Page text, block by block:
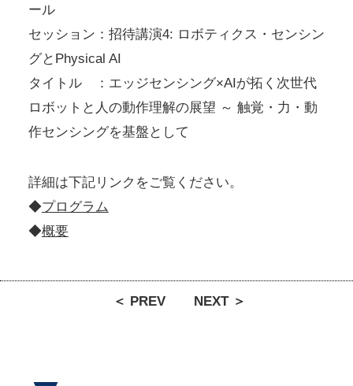
ール
セッション：招待講演4: ロボティクス・センシン
グとPhysical AI
タイトル ：エッジセンシング×AIが拓く次世代
ロボットと人の動作理解の展望 ～ 触覚・力・動
作センシングを基盤として
詳細は下記リンクをご覧ください。
◆プログラム
◆概要
＜ PREV NEXT ＞